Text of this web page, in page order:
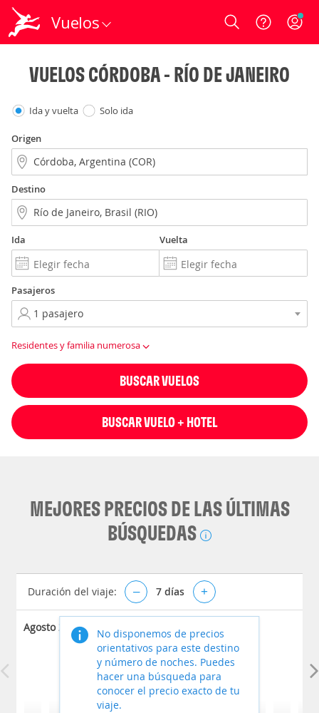
Vuelos Login
VUELOS CÓRDOBA - RÍO DE JANEIRO
Ida y vuelta Solo ida
Origen
Destino
Ida Vuelta
Pasajeros
Residentes y familia numerosa
BUSCAR VUELOS
BUSCAR VUELO + HOTEL
MEJORES PRECIOS DE LAS ÚLTIMAS
BÚSQUEDAS
Duración del viaje: – 7 días +
Agosto 2026
No disponemos de precios
orientativos para este destino
y número de noches. Puedes
hacer una búsqueda para
conocer el precio exacto de tu
viaje.